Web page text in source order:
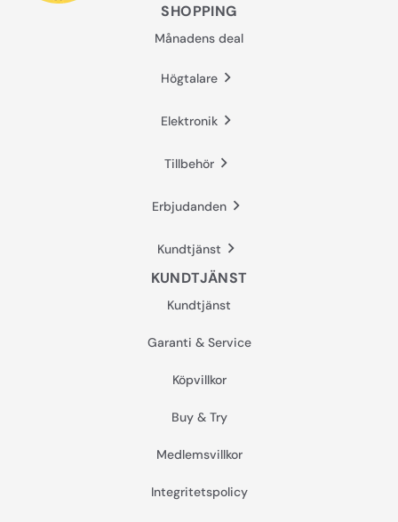
SHOPPING
Månadens deal
Högtalare
Elektronik
Tillbehör
Erbjudanden
Kundtjänst
KUNDTJÄNST
Kundtjänst
Garanti & Service
Köpvillkor
Buy & Try
Medlemsvillkor
Integritetspolicy